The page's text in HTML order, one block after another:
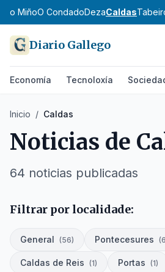
MiñoO CondadoDezaCaldas
Diario Gallego
Economía Tecnoloxía
Inicio / Caldas
Noticias de
64 noticias publicadas
Filtrar por localidade:
General (56) Pontecesures (6
Caldas de Reis (1) Portas (1)